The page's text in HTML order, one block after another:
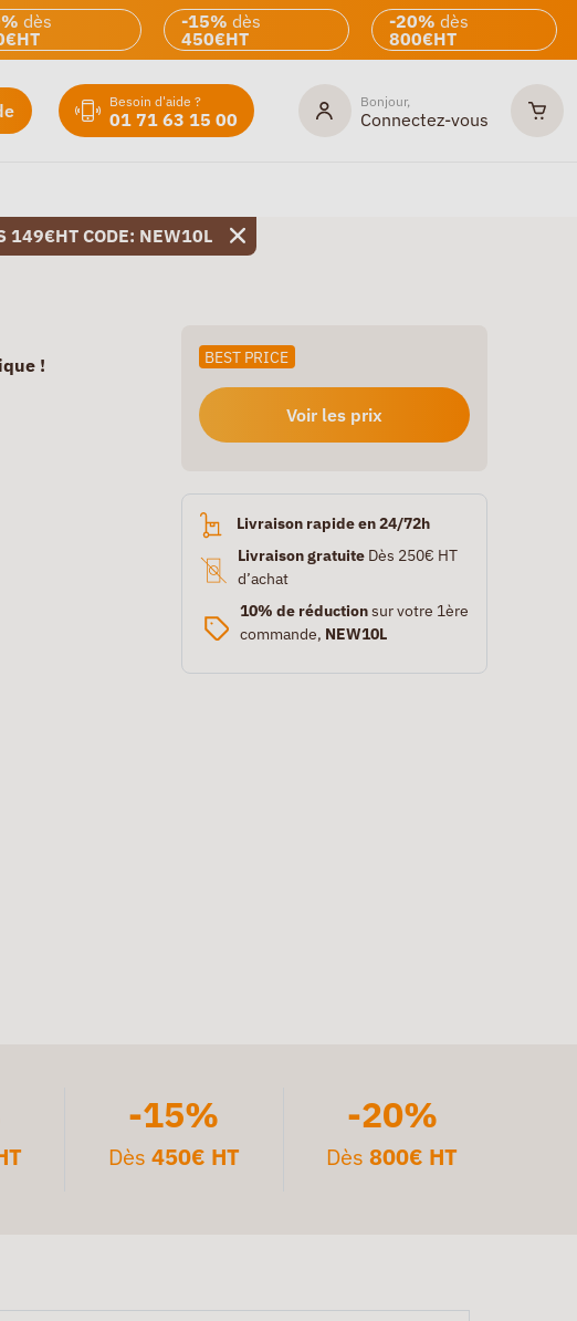
dès
-15% dès
450€HT
-20% dès
800€HT
Besoin d'aide ?
01 71 63 15 00
Bonjour,
Connectez-vous
149€HT CODE: NEW10L
! BEST PRICE
Voir les prix
Livraison rapide en 24/72h
Livraison gratuiteDès 250€ HT
d’achat
10% de réductionsur votre 1ère
commande, NEW10L
-15%
Dès 450€ HT
-20%
Dès800€ HT